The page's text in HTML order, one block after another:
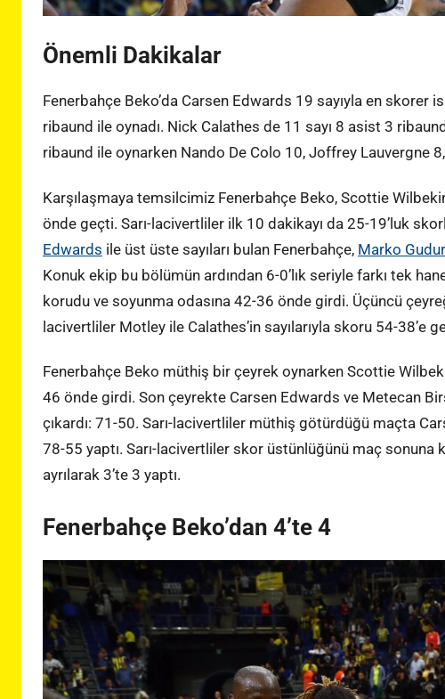
Önemli Dakikalar
Fenerbahçe Beko’da Carsen Edwards 19 sayıyla en
ribaund ile oynadı. Nick Calathes de 11 sayı 8 asist 3
ribaund ile oynarken Nando De Colo 10, Joffrey Lauvergne
Karşılaşmaya temsilcimiz Fenerbahçe Beko, Scottie
önde geçti. Sarı-lacivertliler ilk 10 dakikayı da 25-19’luk
Edwards ile üst üste sayıları bulan Fenerbahçe, Marko
Konuk ekip bu bölümün ardından 6-0’lık seriyle farkı tek
korudu ve soyunma odasına 42-36 önde girdi. Üçüncü
lacivertliler Motley ile Calathes’in sayılarıyla skoru 54-38’e
Fenerbahçe Beko müthiş bir çeyrek oynarken Scottie
46 önde girdi. Son çeyrekte Carsen Edwards ve Metecan
çıkardı: 71-50. Sarı-lacivertliler müthiş götürdüğü maçta
78-55 yaptı. Sarı-lacivertliler skor üstünlüğünü maç
ayrılarak 3’te 3 yaptı.
Fenerbahçe Beko’dan 4’te 4